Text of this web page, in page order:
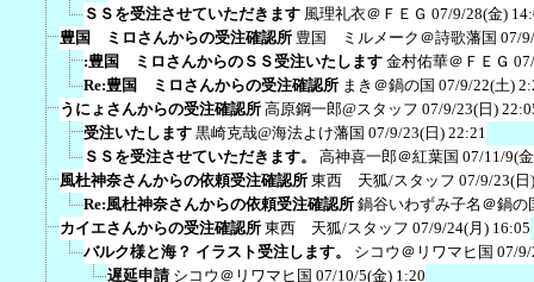
ＳＳを受注させていただきます 風理礼衣＠ＦＥＧ 07/9/28(金)
豊国 ミロさんからの受注確認所 豊国 ミルメーク＠詩歌藩国 07/
:豊国 ミロさんからのＳＳ受注いたします 金村佑華＠ＦＥＧ
Re:豊国 ミロさんからの受注確認所 まき＠鍋の国 07/9/22(土)
うにょさんからの受注確認所 高原鋼一郎@スタッフ 07/9/23(日)
受注いたします 黒崎克哉@海法よけ藩国 07/9/23(日) 22:21
ＳＳを受注させていただきます。
高神喜一郎＠紅葉国 07/11/9(
風杜神奈さんからの依頼受注確認所 東西 天狐/スタッフ 07/9/23(日
Re:風杜神奈さんからの依頼受注確認所 鍋谷いわずみ子名＠鍋の
カイエさんからの受注確認所 東西 天狐/スタッフ 07/9/24(月) 16:05
バルク様と海？ イラスト受注します。
シコウ＠リワマヒ国 07/
遅延申請 シコウ＠リワマヒ国 07/10/5(金) 1:20